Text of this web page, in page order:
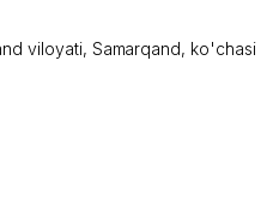
viloyati, Samarqand, ko'chasi